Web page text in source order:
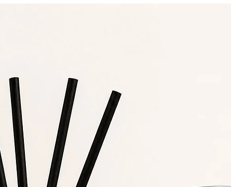
pulsos, pescoço e atrás das orelhas. Para uma experiência ainda
intensa, use após o banho, com a pele ainda levemente úmida.
Ingredientes da linha Aphrodisiac:
Sândalo:
Descrição:O sândalo é uma madeira preciosa, conhecida por
seu aroma quente e amadeirado. Ele traz uma profundidade
aromática que é ao mesmo tempo calmante e sedutora.